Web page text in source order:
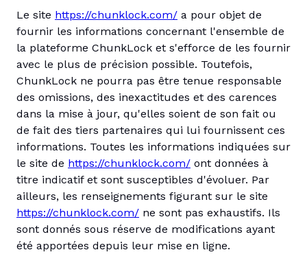
Le site https://chunklock.com/ a pour objet de
fournir les informations concernant l'ensemble de
la plateforme ChunkLock et s'efforce de les fournir
avec le plus de précision possible. Toutefois,
ChunkLock ne pourra pas être tenue responsable
des omissions, des inexactitudes et des carences
dans la mise à jour, qu'elles soient de son fait ou
de fait des tiers partenaires qui lui fournissent ces
informations. Toutes les informations indiquées sur
le site de https://chunklock.com/ ont données à
titre indicatif et sont susceptibles d'évoluer. Par
ailleurs, les renseignements figurant sur le site
https://chunklock.com/ ne sont pas exhaustifs. Ils
sont donnés sous réserve de modifications ayant
été apportées depuis leur mise en ligne.